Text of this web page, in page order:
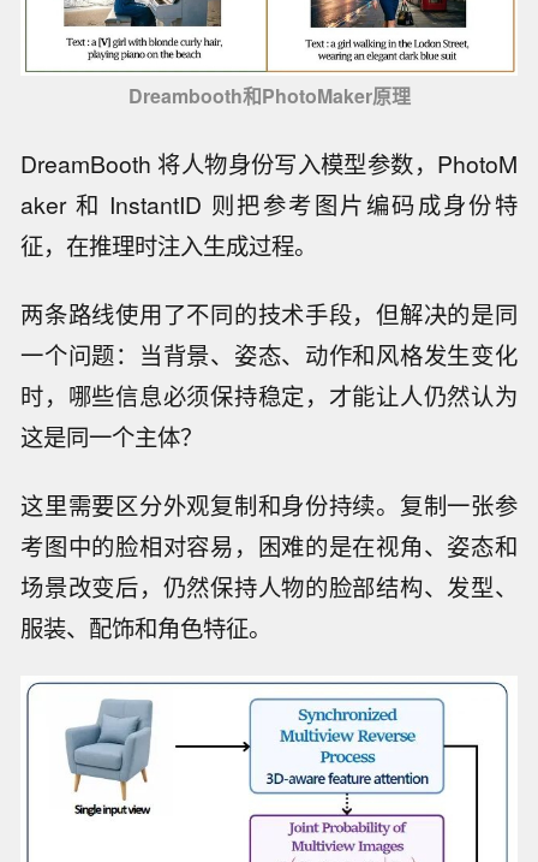
Dreambooth和PhotoMaker原理
DreamBooth 将人物身份写入模型参数，PhotoM
aker 和 InstantID 则把参考图片编码成身份特
征，在推理时注入生成过程。
两条路线使用了不同的技术手段，但解决的是同
一个问题：当背景、姿态、动作和风格发生变化
时，哪些信息必须保持稳定，才能让人仍然认为
这是同一个主体？
这里需要区分外观复制和身份持续。复制一张参
考图中的脸相对容易，困难的是在视角、姿态和
场景改变后，仍然保持人物的脸部结构、发型、
服装、配饰和角色特征。